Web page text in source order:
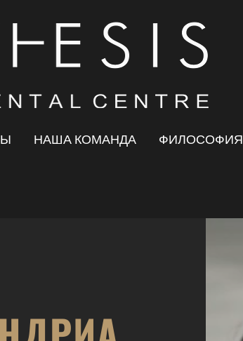
НАША КОМАНДА ФИЛОСОФИЯ